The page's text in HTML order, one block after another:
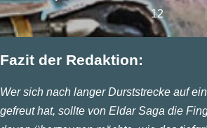
12
Fazit der Redaktion:
Wer sich nach langer Durststrecke auf
gefreut hat, sollte von Eldar Saga die